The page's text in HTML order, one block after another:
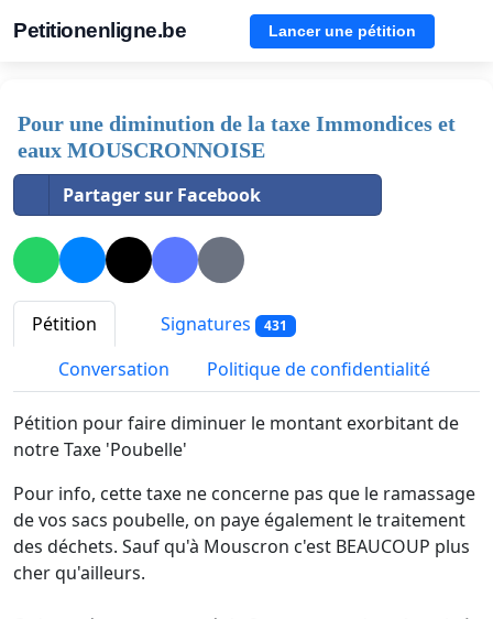
Petitionenligne.be Lancer une pétition
Pour une diminution de la taxe Immondices et
eaux MOUSCRONNOISE
Partager sur Facebook
Pétition Signatures 431
Conversation Politique de confidentialité
Pétition pour faire diminuer le montant exorbitant de
notre Taxe 'Poubelle'
Pour info, cette taxe ne concerne pas que le ramassage
de vos sacs poubelle, on paye également le traitement
des déchets. Sauf qu'à Mouscron c'est BEAUCOUP plus
cher qu'ailleurs.